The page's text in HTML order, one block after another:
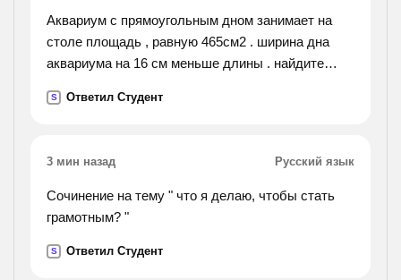
Аквариум с прямоугольным дном занимает на
столе площадь , равную 465см2 . ширина дна
аквариума на 16 см меньше длины . найдите
S Ответил Студент
3 мин назад Русский язык
Сочинение на тему " что я делаю, чтобы стать
грамотным? "
S Ответил Студент